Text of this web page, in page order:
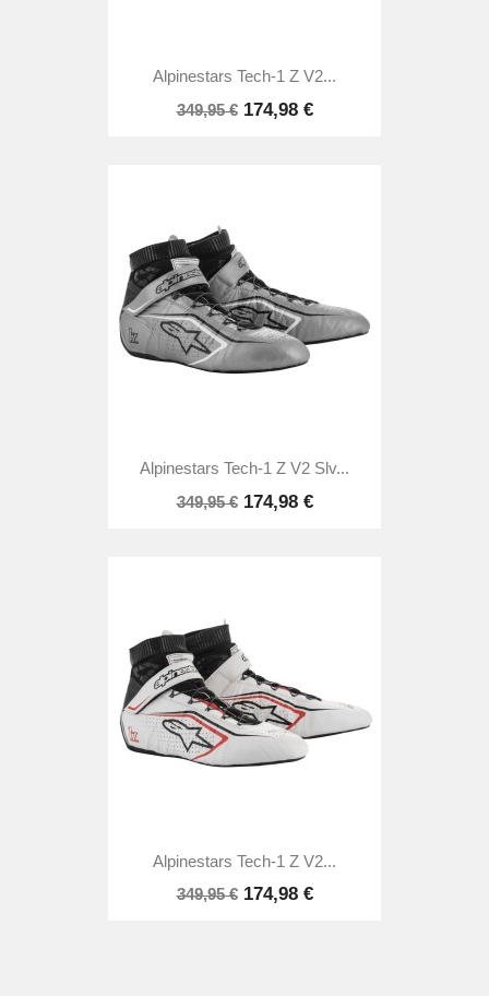
Alpinestars Tech-1 Z V2...
349,95 € 174,98 €
Alpinestars Tech-1 Z V2 Slv...
349,95 € 174,98 €
Alpinestars Tech-1 Z V2...
349,95 € 174,98 €